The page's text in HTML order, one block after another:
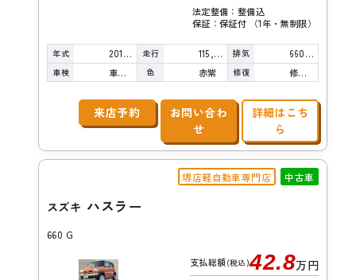
法定整備：整備込
保証：保証付 （1年・無制限）
年式 2016年 走行 115,000km 排気 660cc
車検 車検整備付 色 赤紫 修復 修復歴無し
来店予約
お問い合わ
せ
詳細はこち
ら
堺店軽自動車専門店 中古車
スズキ ハスラー
660 G
支払総額(税込)42.8万円